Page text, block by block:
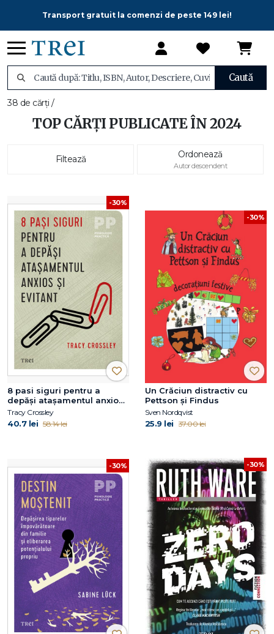
Transport gratuit la comenzi de peste 149 lei!
Caută
38 de cărți /
TOP CĂRȚI PUBLICATE ÎN 2024
Filtează Ordonează
Autor descendent
-30%
8 pasi siguri pentru a
depăși atașamentul anxios
și evitant
Tracy Crossley
40.7 lei 58.14 lei
-30%
Un Crăciun distractiv cu
Pettson și Findus
Sven Nordqvist
25.9 lei 37.00 lei
-30% -30%